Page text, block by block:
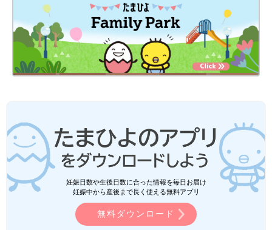
妊娠日数や生後日数に合った情報を毎日お届け
妊娠中から産後まで長く使える無料アプリ
無料ダウンロード